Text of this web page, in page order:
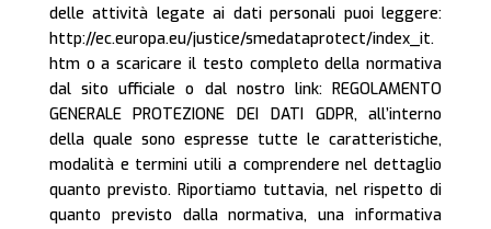
delle attività legate ai dati personali puoi leggere:
http://ec.europa.eu/justice/smedataprotect/index_it.
htm o a scaricare il testo completo della normativa
dal sito ufficiale o dal nostro link: REGOLAMENTO
GENERALE PROTEZIONE DEI DATI GDPR, all’interno
della quale sono espresse tutte le caratteristiche,
modalità e termini utili a comprendere nel dettaglio
quanto previsto. Riportiamo tuttavia, nel rispetto di
quanto previsto dalla normativa, una informativa